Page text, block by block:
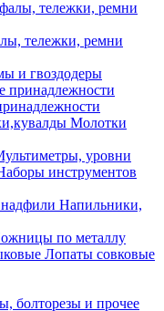
тележки, ремни
и гвоздодеры
Молотки
уровни
инструментов
Напильники,
по металлу
Лопаты совковые